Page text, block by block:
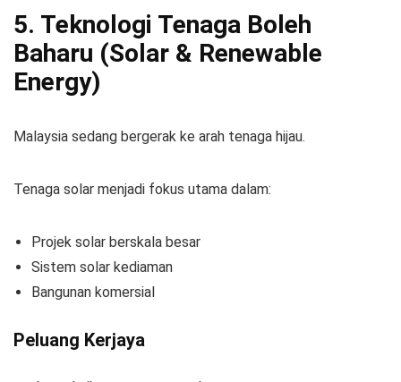
5. Teknologi Tenaga Boleh
Baharu (Solar & Renewable
Energy)
Malaysia sedang bergerak ke arah tenaga hijau.
Tenaga solar menjadi fokus utama dalam:
Projek solar berskala besar
Sistem solar kediaman
Bangunan komersial
Peluang Kerjaya